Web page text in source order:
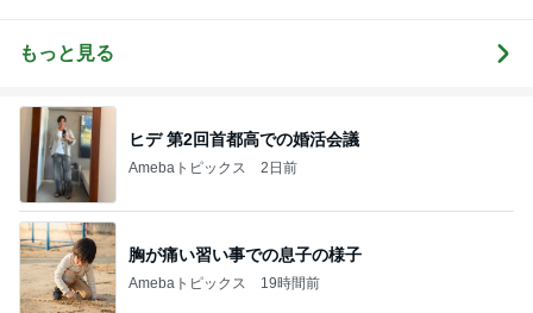
もっと見る
ヒデ 第2回首都高での婚活会議
Amebaトピックス 2日前
胸が痛い習い事での息子の様子
Amebaトピックス 19時間前